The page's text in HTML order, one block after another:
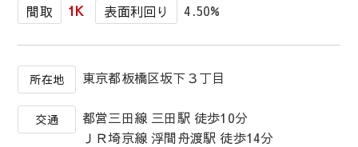
間取 1K 表面利回り 4.50%
所在地 東京都板橋区坂下３丁目
交通
都営三田線 三田駅 徒歩10分
ＪＲ埼京線 浮間舟渡駅 徒歩14分